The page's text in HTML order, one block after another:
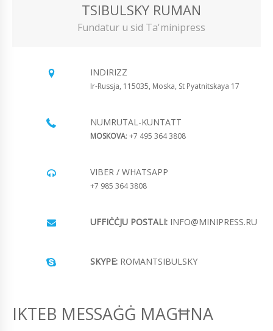
TSIBULSKY RUMAN
Fundatur u sid Ta'minipress
INDIRIZZ
Ir-Russja, 115035, Moska, St Pyatnitskaya 17
NUMRUTAL-KUNTATT
MOSKOVA: +7 495 364 3808
VIBER / WHATSAPP
+7 985 364 3808
UFFIĊĊJU POSTALI: INFO@MINIPRESS.RU
SKYPE: ROMANTSIBULSKY
IKTEB MESSAĠĠ MAGĦNA